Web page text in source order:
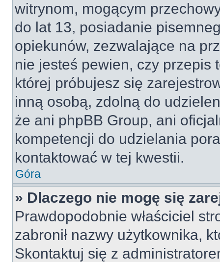
witrynom, mogącym
do lat 13, posiadanie
opiekunów, zezwalające na
nie jesteś pewien, czy przepis
której próbujesz się
inną osobą, zdolną do
że ani phpBB Group, ani
kompetencji do udzielania
kontaktować w tej kwestii.
Góra
» Dlaczego nie mogę się
Prawdopodobnie właściciel
zabronił nazwy użytkownika,
Skontaktuj się z